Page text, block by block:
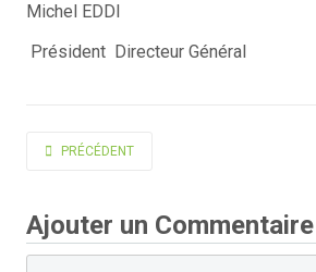
Michel EDDI
Président Directeur Général
ARTICLE PRÉCÉDENT : VERCAMBRE BERNARD
PRÉCÉDENT
Ajouter un Commentaire